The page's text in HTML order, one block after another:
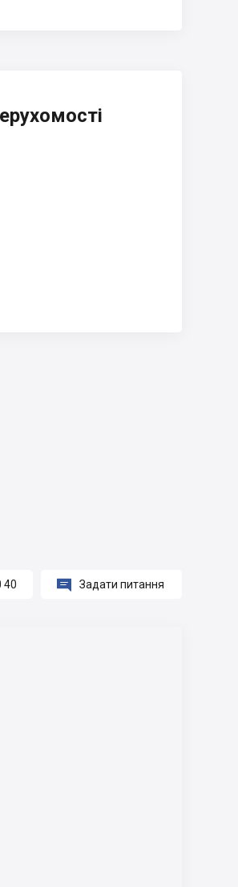
40  Задати питання